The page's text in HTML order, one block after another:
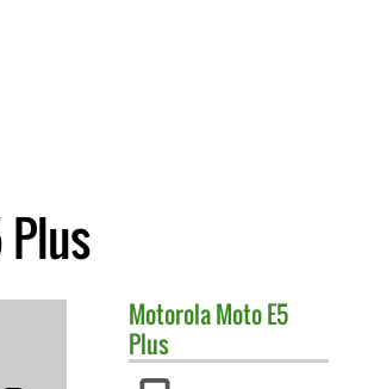
MotorolaMoto E5
Plus